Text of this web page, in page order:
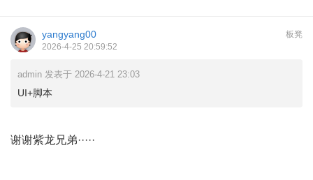
板凳
yangyang00
2026-4-25 20:59:52
admin 发表于 2026-4-21 23:03
UI+脚本
谢谢紫龙兄弟·····